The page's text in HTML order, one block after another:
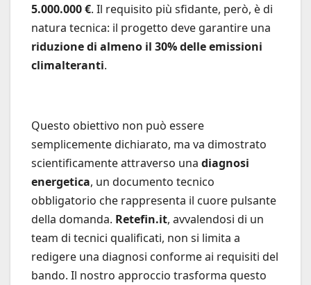
5.000.000 €. Il requisito più sfidante, però, è di
natura tecnica: il progetto deve garantire una
riduzione di almeno il 30% delle emissioni
climalteranti.
Questo obiettivo non può essere
semplicemente dichiarato, ma va dimostrato
scientificamente attraverso una diagnosi
energetica, un documento tecnico
obbligatorio che rappresenta il cuore pulsante
della domanda. Retefin.it, avvalendosi di un
team di tecnici qualificati, non si limita a
redigere una diagnosi conforme ai requisiti del
bando. Il nostro approccio trasforma questo